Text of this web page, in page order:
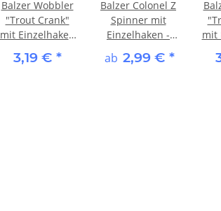
Balzer Wobbler
"Trout Crank"
mit Einzelhaken
3,19 € *
Balzer Colonel Z
Spinner mit
Einzelhaken -
ab 2,99 € *
mit